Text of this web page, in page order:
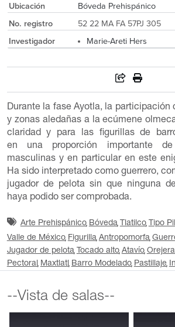
Ubicación
Bóveda Prehispánico
No. registro
52 22 MA FA 57PJ 305
Investigador
Marie-Areti Hers
Durante la fase Ayotla, la participación
y zonas aledañas a la ecúmene
claridad y para las figurillas de
en una proporción importante de
masculinas y en particular en este
Ha sido interpretado como guerrero,
jugador de pelota sin que ninguna
haya podido ser comprobada.
Arte Prehispánico Bóveda Tlatilco Tipo
Valle de México Figurilla Antropomorfa
Jugador de pelota Tocado alto Atavío
Pectoral Maxtlatl Barro Modelado Pastillaje
--Vista de salas--